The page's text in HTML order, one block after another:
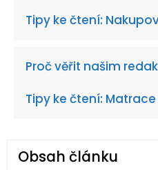
Tipy ke čtení:
Proč věřit našim
Tipy ke čtení: Matrace
Obsah článku